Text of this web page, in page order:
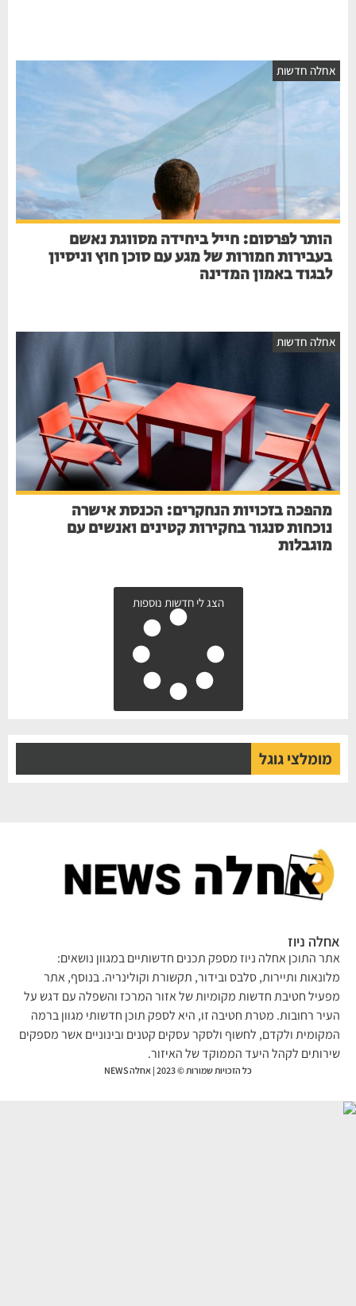
חדשות
הותר לפרסום: חייל ביחידה מסווגת נאשם
בעבירות חמורות של מגע עם סוכן חוץ וניסיון
לבגוד באמון המדינה
חדשות
מהפכה בזכויות הנחקרים: הכנסת אישרה
נוכחות סנגור בחקירות קטינים ואנשים עם
מוגבלות
הצג לי חדשות נוספות
מומלצי גוגל
ניוז
התוכן אחלה ניוז מספק תכנים חדשותיים במגוון נושאים:
ותיירות, סלבס ובידור, תקשורת וקולינריה. בנוסף, אתר
חטיבת חדשות מקומיות של אזור המרכז והשפלה עם דגש על
רחובות. מטרת חטיבה זו, היא לספק תוכן חדשותי מגוון ברמה
ולקדם, לחשוף ולסקר עסקים קטנים ובינוניים אשר מספקים
לקהל היעד הממוקד של האיזור.
כל הזכויות שמורות © 2023 | אחלה NEWS